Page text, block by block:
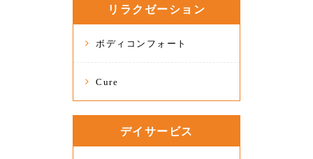
リラクゼーション
ボディコンフォート
Cure
デイサービス